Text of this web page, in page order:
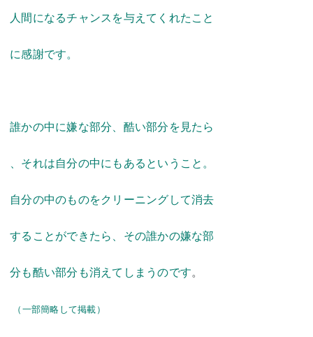
人間になるチャンスを与えてくれたこと
に感謝です。
誰かの中に嫌な部分、酷い部分を見たら
、それは自分の中にもあるということ。
自分の中のものをクリーニングして消去
することができたら、その誰かの嫌な部
分も酷い部分も消えてしまうのです。
（一部簡略して掲載）